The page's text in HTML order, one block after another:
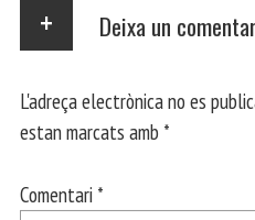
Deixa un
L'adreça electrònica no es
estan marcats amb *
Comentari *